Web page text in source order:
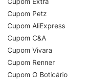
Cupom Petz
Cupom AliExpress
Cupom C&A
Cupom Vivara
Cupom Renner
Cupom O Boticário